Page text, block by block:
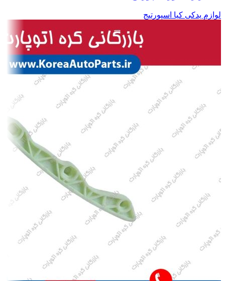
لوازم یدکی کیا اسپورتیج